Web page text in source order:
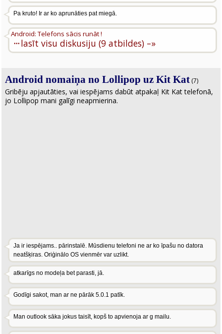
Pa kruto! Ir ar ko aprunāties pat miegā.
···
Android: Telefons sācis runāt !
lasīt visu diskusiju (9 atbildes) –»
Android nomaiņa no Lollipop uz Kit Kat (7)
Gribēju apjautāties, vai iespējams dabūt atpakaļ Kit Kat telefonā,
jo Lollipop mani galīgi neapmierina.
Ja ir iespējams.. pārinstalē. Mūsdienu telefoni ne ar ko īpašu no datora
neatšķiras. Oriģinālo OS vienmēr var uzlikt.
atkarīgs no modeļa bet parasti, jā.
Godīgi sakot, man ar ne pārāk 5.0.1 patīk.
Man outlook sāka jokus taisīt, kopš to apvienoja ar g mailu.